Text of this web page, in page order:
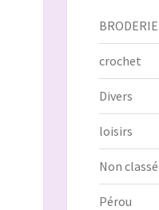
crochet
Divers
loisirs
Non classé
Pérou